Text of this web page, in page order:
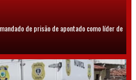
de prisão de apontado como líder de